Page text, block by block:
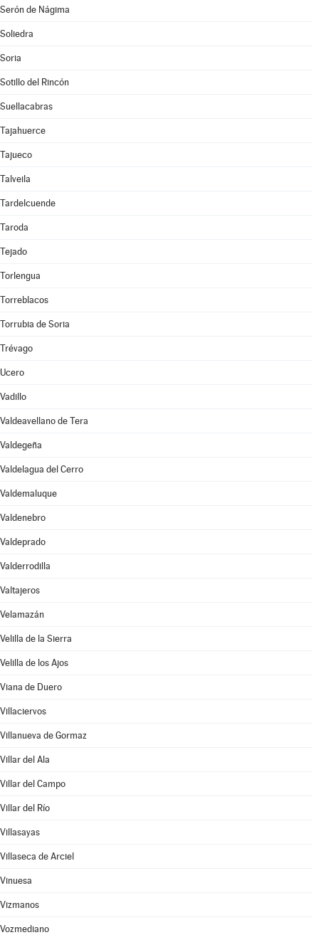
Serón de Nágima
Soliedra
Soria
Sotillo del Rincón
Suellacabras
Tajahuerce
Tajueco
Talveila
Tardelcuende
Taroda
Tejado
Torlengua
Torreblacos
Torrubia de Soria
Trévago
Ucero
Vadillo
Valdeavellano de Tera
Valdegeña
Valdelagua del Cerro
Valdemaluque
Valdenebro
Valdeprado
Valderrodilla
Valtajeros
Velamazán
Velilla de la Sierra
Velilla de los Ajos
Viana de Duero
Villaciervos
Villanueva de Gormaz
Villar del Ala
Villar del Campo
Villar del Río
Villasayas
Villaseca de Arciel
Vinuesa
Vizmanos
Vozmediano